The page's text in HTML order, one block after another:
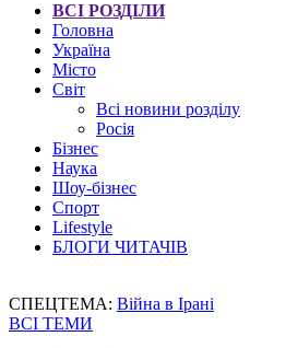
ВСІ РОЗДІЛИ
Головна
Україна
Місто
Світ
Всі новини розділу
Росія
Бізнес
Наука
Шоу-бізнес
Спорт
Lifestyle
БЛОГИ ЧИТАЧІВ
СПЕЦТЕМА: Війна в Ірані
ВСІ ТЕМИ